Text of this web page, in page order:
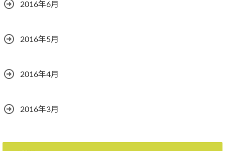
2016年6月
2016年5月
2016年4月
2016年3月